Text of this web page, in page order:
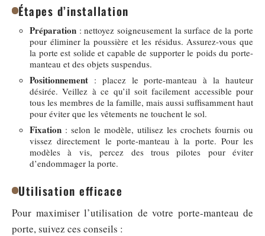
Étapes d’installation
Préparation : nettoyez soigneusement la surface de la porte
pour éliminer la poussière et les résidus. Assurez-vous que
la porte est solide et capable de supporter le poids du porte-
manteau et des objets suspendus.
Positionnement : placez le porte-manteau à la hauteur
désirée. Veillez à ce qu’il soit facilement accessible pour
tous les membres de la famille, mais aussi suffisamment haut
pour éviter que les vêtements ne touchent le sol.
Fixation : selon le modèle, utilisez les crochets fournis ou
vissez directement le porte-manteau à la porte. Pour les
modèles à vis, percez des trous pilotes pour éviter
d’endommager la porte.
Utilisation efficace
Pour maximiser l’utilisation de votre porte-manteau de
porte, suivez ces conseils :